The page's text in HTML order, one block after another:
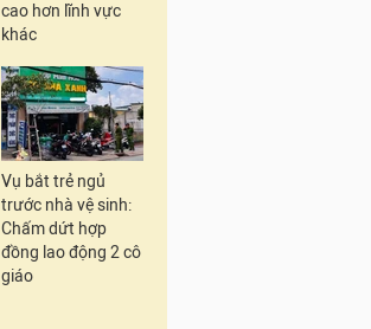
cao hơn lĩnh vực
khác
Vụ bắt trẻ ngủ
trước nhà vệ sinh:
Chấm dứt hợp
đồng lao động 2 cô
giáo